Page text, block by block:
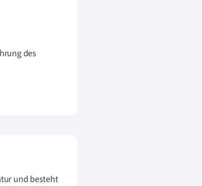
des
und besteht